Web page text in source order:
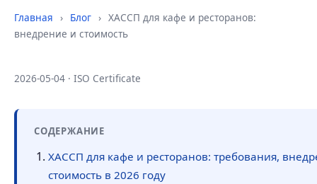
Главная › Блог › ХАССП для кафе и ресторанов:
внедрение и стоимость
2026-05-04 · ISO Certificate
СОДЕРЖАНИЕ
ХАССП для кафе и ресторанов: требования,
стоимость в 2026 году